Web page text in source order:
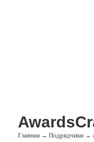
Главная → Подрядчики →